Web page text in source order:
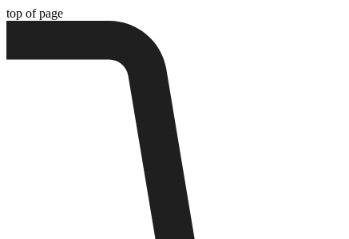
top of page